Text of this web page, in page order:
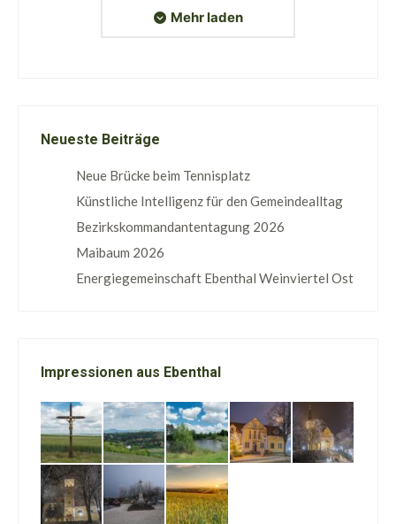
Mehr laden
Neueste Beiträge
Neue Brücke beim Tennisplatz
Künstliche Intelligenz für den Gemeindealltag
Bezirkskommandantentagung 2026
Maibaum 2026
Energiegemeinschaft Ebenthal Weinviertel Ost
Impressionen aus Ebenthal